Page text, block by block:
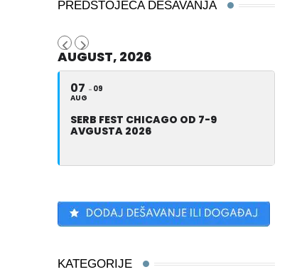
PREDSTOJEĆA DEŠAVANJA
AUGUST, 2026
07
AUG
09
SERB FEST CHICAGO OD 7-9
AVGUSTA 2026
KATEGORIJE